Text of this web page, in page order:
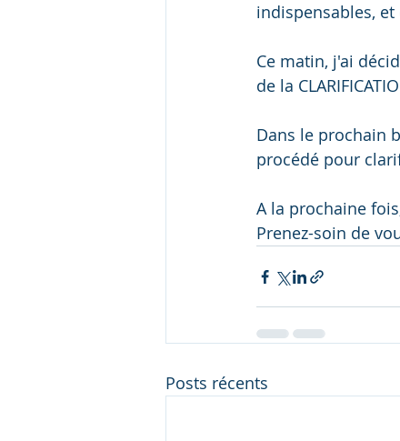
indispensables,
Ce matin, j'ai
de la
Dans le prochain
procédé pour
A la prochaine
Prenez-soin de
Posts récents